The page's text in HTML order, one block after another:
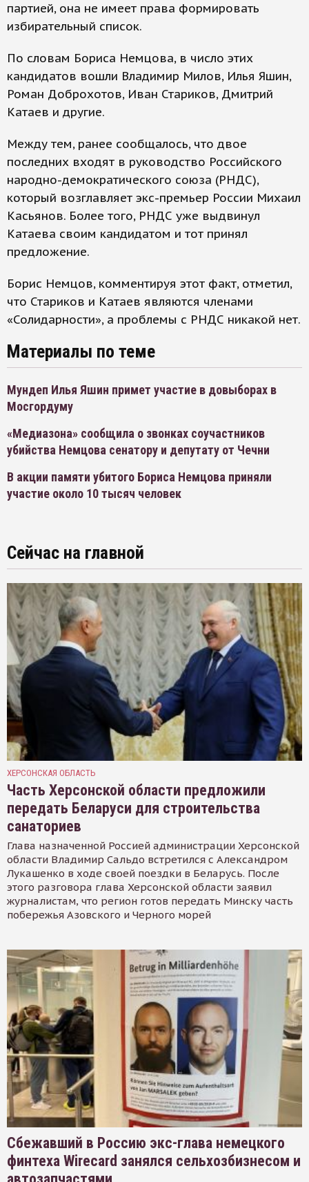
партией, она не имеет права формировать
избирательный список.
По словам Бориса Немцова, в число этих
кандидатов вошли Владимир Милов, Илья Яшин,
Роман Доброхотов, Иван Стариков, Дмитрий
Катаев и другие.
Между тем, ранее сообщалось, что двое
последних входят в руководство Российского
народно-демократического союза (РНДС),
который возглавляет экс-премьер России Михаил
Касьянов. Более того, РНДС уже выдвинул
Катаева своим кандидатом и тот принял
предложение.
Борис Немцов, комментируя этот факт, отметил,
что Стариков и Катаев являются членами
«Солидарности», а проблемы с РНДС никакой нет.
Материалы по теме
Мундеп Илья Яшин примет участие в довыборах в
Мосгордуму
«Медиазона» сообщила о звонках соучастников
убийства Немцова сенатору и депутату от Чечни
В акции памяти убитого Бориса Немцова приняли
участие около 10 тысяч человек
Сейчас на главной
ХЕРСОНСКАЯ ОБЛАСТЬ
Часть Херсонской области предложили
передать Беларуси для строительства
санаториев
Глава назначенной Россией администрации Херсонской
области Владимир Сальдо встретился с Александром
Лукашенко в ходе своей поездки в Беларусь. После
этого разговора глава Херсонской области заявил
журналистам, что регион готов передать Минску часть
побережья Азовского и Черного морей
Сбежавший в Россию экс-глава немецкого
финтеха Wirecard занялся сельхозбизнесом и